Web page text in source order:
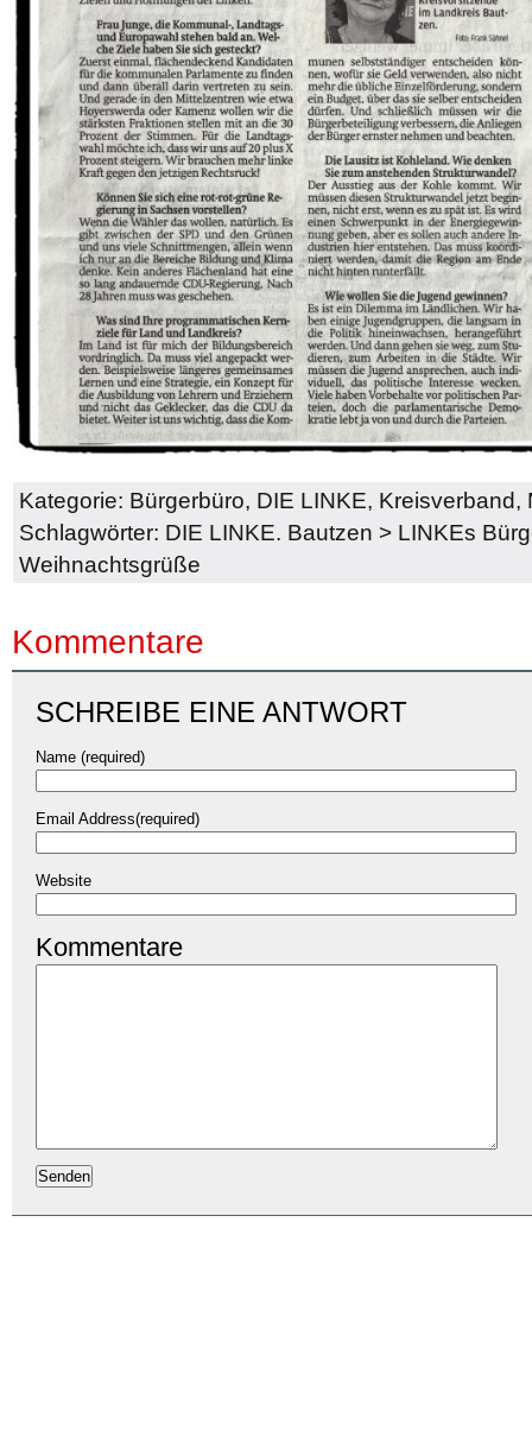
Kategorie: Bürgerbüro, DIE LINKE, Kreisverband,
Schlagwörter: DIE LINKE. Bautzen > LINKEs
Weihnachtsgrüße
Kommentare
SCHREIBE EINE ANTWORT
Name (required)
Email Address(required)
Website
Kommentare